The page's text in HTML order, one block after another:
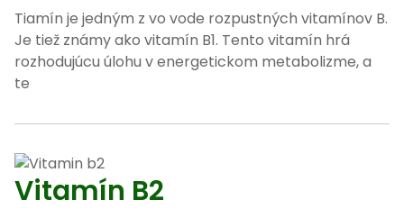
Tiamín je jedným z vo vode rozpustných vitamínov B.
Je tiež známy ako vitamín B1. Tento vitamín hrá
rozhodujúcu úlohu v energetickom metabolizme, a
te
Vitamín B2